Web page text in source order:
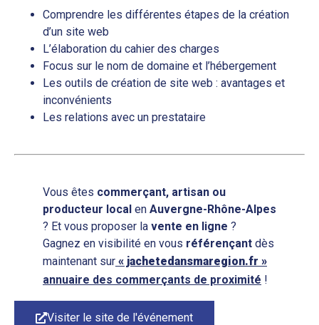
Comprendre les différentes étapes de la création
d’un site web
L’élaboration du cahier des charges
Focus sur le nom de domaine et l’hébergement
Les outils de création de site web : avantages et
inconvénients
Les relations avec un prestataire
Vous êtes commerçant, artisan ou
producteur local en Auvergne-Rhône-Alpes
? Et vous proposer la vente en ligne ?
Gagnez en visibilité en vous référençant dès
maintenant sur « jachetedansmaregion.fr »
annuaire des commerçants de proximité !
Visiter le site de l'événement